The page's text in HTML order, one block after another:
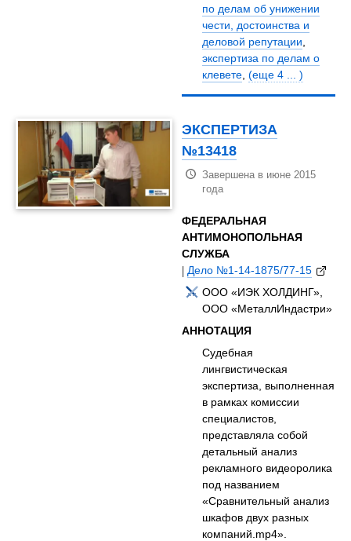
по делам об унижении
чести, достоинства и
деловой репутации,
экспертиза по делам о
клевете,(еще 4 ... )
ЭКСПЕРТИЗА
№13418
Завершена в июне 2015
года
ФЕДЕРАЛЬНАЯ
АНТИМОНОПОЛЬНАЯ
СЛУЖБА
|Дело №1‑14‑1875/77‑15
ООО «ИЭК ХОЛДИНГ»,
ООО «МеталлИндастри»
АННОТАЦИЯ
Судебная
лингвистическая
экспертиза, выполненная
в рамках комиссии
специалистов,
представляла собой
детальный анализ
рекламного видеоролика
под названием
«Сравнительный анализ
шкафов двух разных
компаний.mp4».